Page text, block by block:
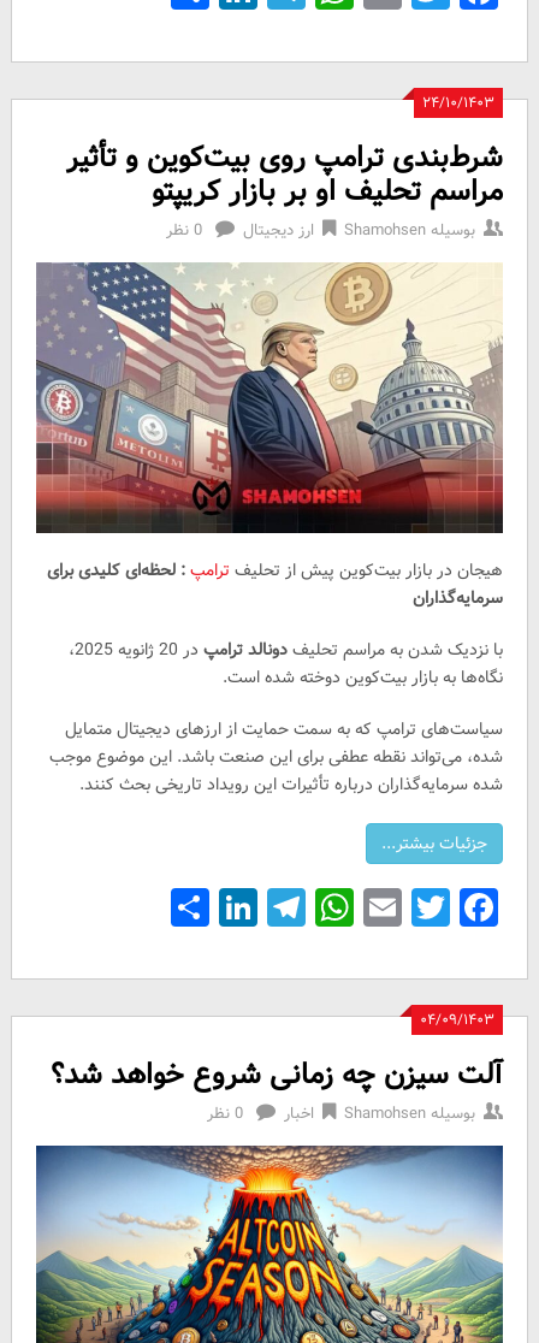
۲۴/۱۰/۱۴۰۳
شرط‌بندی ترامپ روی بیت‌کوین و تأثیر
مراسم تحلیف او بر بازار کریپتو
بوسیلهShamohsen ارز دیجیتال 0 نظر
هیجان در بازار بیت‌کوین پیش از تحلیف ترامپ: لحظه‌ای کلیدی برای
سرمایه‌گذاران
با نزدیک شدن به مراسم تحلیفدونالد ترامپ
در 20 ژانویه 2025،
نگاه‌ها به بازار بیت‌کوین دوخته شده است.
سیاست‌های ترامپ که به سمت حمایت از ارزهای دیجیتال متمایل
شده، می‌تواند نقطه عطفی برای این صنعت باشد. این موضوع موجب
شده سرمایه‌گذاران درباره تأثیرات این رویداد تاریخی بحث کنند.
Facebook
Twitter
Email
WhatsApp
Telegram
LinkedIn
Share
۰۴/۰۹/۱۴۰۳
آلت سیزن چه زمانی شروع خواهد شد؟
بوسیلهShamohsen اخبار 0 نظر